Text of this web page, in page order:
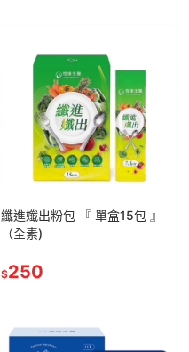
纖進孅出粉包 『 單盒15包 』
（全素)
$250